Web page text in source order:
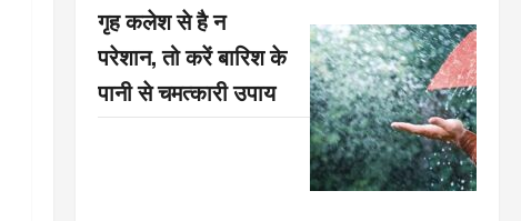
गृह कलेश से है न
परेशान, तो करें बारिश के
पानी से चमत्कारी उपाय